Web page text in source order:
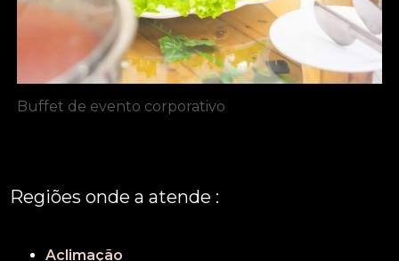
Buffet de evento corporativo
Regiões onde a atende :
Aclimação